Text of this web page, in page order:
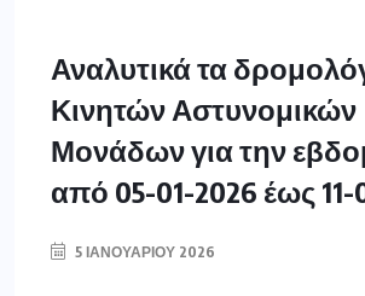
Αναλυτικά τα
Κινητών Αστυνομικών
Μονάδων για την
από 05-01-2026 έως 11-
5 ΙΑΝΟΥΑΡΊΟΥ 2026